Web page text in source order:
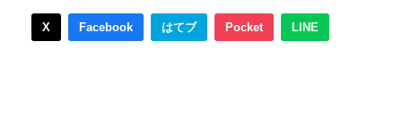
X Facebook はてブ Pocket LINE